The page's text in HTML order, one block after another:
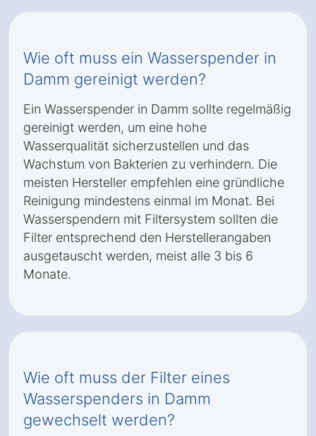
Wie oft muss ein Wasserspender in
Damm gereinigt werden?
Ein Wasserspender in Damm sollte regelmäßig
gereinigt werden, um eine hohe
Wasserqualität sicherzustellen und das
Wachstum von Bakterien zu verhindern. Die
meisten Hersteller empfehlen eine gründliche
Reinigung mindestens einmal im Monat. Bei
Wasserspendern mit Filtersystem sollten die
Filter entsprechend den Herstellerangaben
ausgetauscht werden, meist alle 3 bis 6
Monate.
Wie oft muss der Filter eines
Wasserspenders in Damm
gewechselt werden?